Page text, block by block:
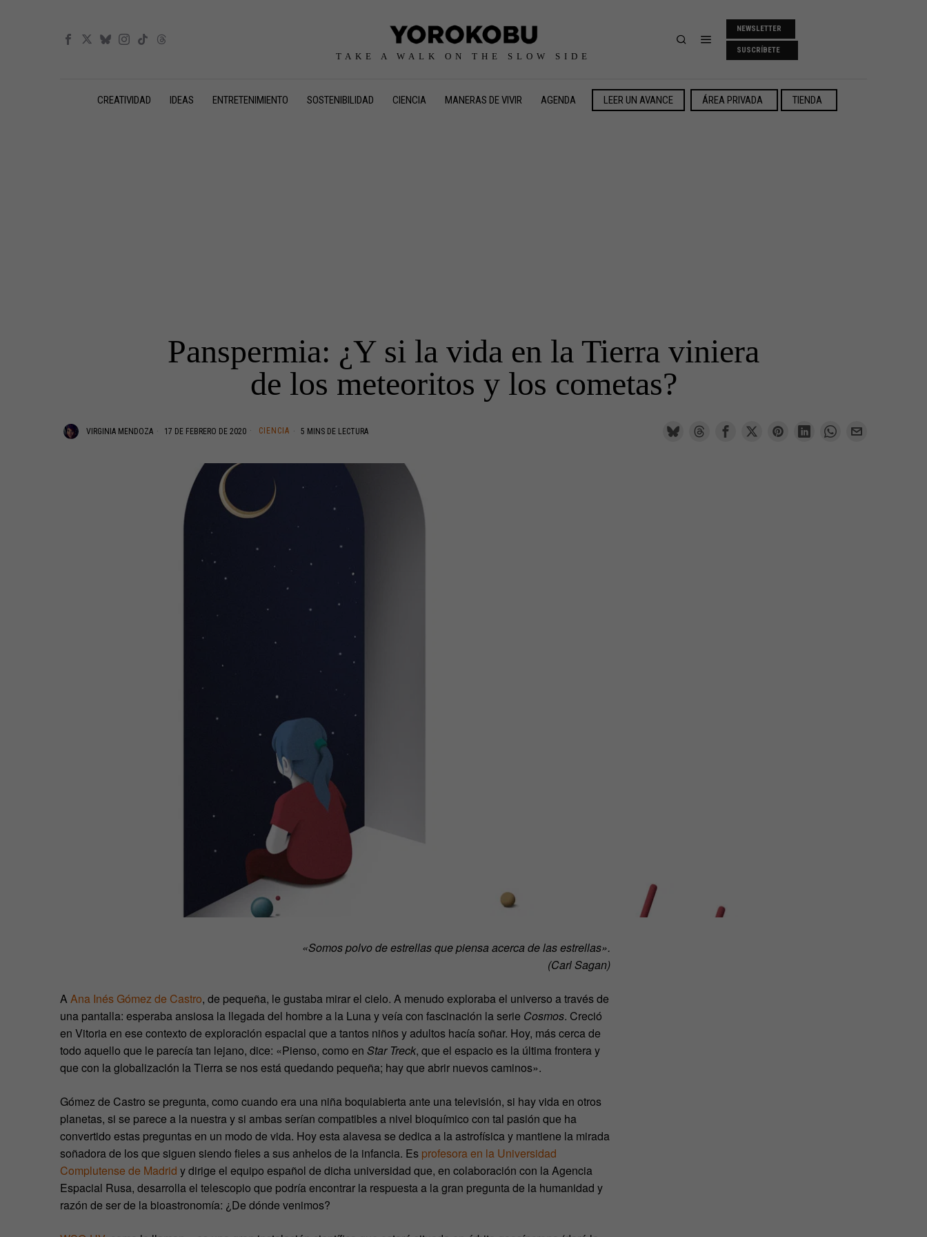
TAKE A WALK ON THE SLOW SIDE
NEWSLETTER
SUSCRÍBETE
CREATIVIDAD IDEAS ENTRETENIMIENTO SOSTENIBILIDAD CIENCIA MANERAS DE VIVIR AGENDA LEER UN AVANCE ÁREA PRIVADA TIENDA
Panspermia: ¿Y si la vida en la Tierra viniera
de los meteoritos y los cometas?
VIRGINIA MENDOZA 17 DE FEBRERO DE 2020 CIENCIA 5 MINS DE LECTURA
«Somos polvo de estrellas que piensa acerca de las estrellas».
(Carl Sagan)
AAna Inés Gómez de Castro, de pequeña, le gustaba mirar el cielo. A menudo exploraba el universo a través de
una pantalla: esperaba ansiosa la llegada del hombre a la Luna y veía con fascinación la serie Cosmos. Creció
en Vitoria en ese contexto de exploración espacial que a tantos niños y adultos hacía soñar. Hoy, más cerca de
todo aquello que le parecía tan lejano, dice: «Pienso, como en Star Treck, que el espacio es la última frontera y
que con la globalización la Tierra se nos está quedando pequeña; hay que abrir nuevos caminos».
Gómez de Castro se pregunta, como cuando era una niña boquiabierta ante una televisión, si hay vida en otros
planetas, si se parece a la nuestra y si ambas serían compatibles a nivel bioquímico con tal pasión que ha
convertido estas preguntas en un modo de vida. Hoy esta alavesa se dedica a la astrofísica y mantiene la mirada
soñadora de los que siguen siendo fieles a sus anhelos de la infancia. Es profesora en la Universidad
Complutense de Madrid y dirige el equipo español de dicha universidad que, en colaboración con la Agencia
Espacial Rusa, desarrolla el telescopio que podría encontrar la respuesta a la gran pregunta de la humanidad y
razón de ser de la bioastronomía: ¿De dónde venimos?